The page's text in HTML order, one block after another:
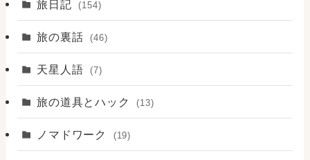
旅日記 (154)
旅の裏話 (46)
天星人語 (7)
旅の道具とハック (13)
ノマドワーク (19)